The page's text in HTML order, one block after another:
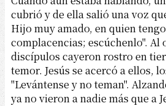
cubrió y de ella salió una voz
Hijo muy amado, en quien
complacencias; escúchenlo". Al
discípulos cayeron rostro en
temor. Jesús se acercó a ellos,
"Levántense y no teman".
ya no vieron a nadie más que a